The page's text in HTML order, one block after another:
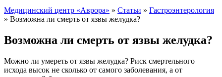
Медицинский центр «Аврора» » Статьи » Гастроэнтерология
» Возможна ли смерть от язвы желудка?
Возможна ли смерть от язвы желудка?
Можно ли умереть от язвы желудка? Риск смертельного
исхода высок не сколько от самого заболевания, а от